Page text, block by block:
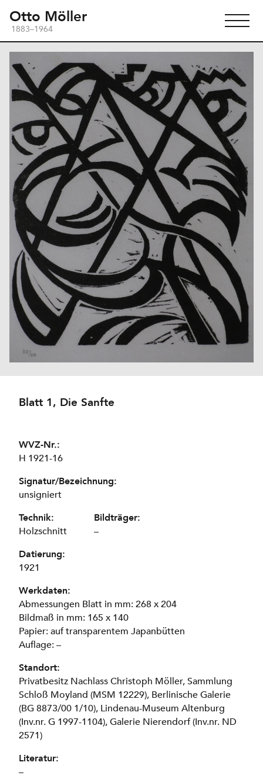
Otto Möller
1883–1964
Blatt 1, Die Sanfte
WVZ-Nr.:
H 1921-16
Signatur/Bezeichnung:
unsigniert
Technik:
Holzschnitt
Bildträger:
–
Datierung:
1921
Werkdaten:
Abmessungen Blatt in mm: 268 x 204
Bildmaß in mm: 165 x 140
Papier: auf transparentem Japanbütten
Auflage: –
Standort:
Privatbesitz Nachlass Christoph Möller, Sammlung
Schloß Moyland (MSM 12229), Berlinische Galerie
(BG 8873/00 1/10), Lindenau-Museum Altenburg
(Inv.nr. G 1997-1104), Galerie Nierendorf (Inv.nr. ND
2571)
Literatur:
–